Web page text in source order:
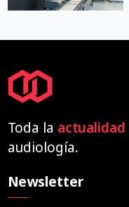
Toda la actualidad
audiología.
Newsletter